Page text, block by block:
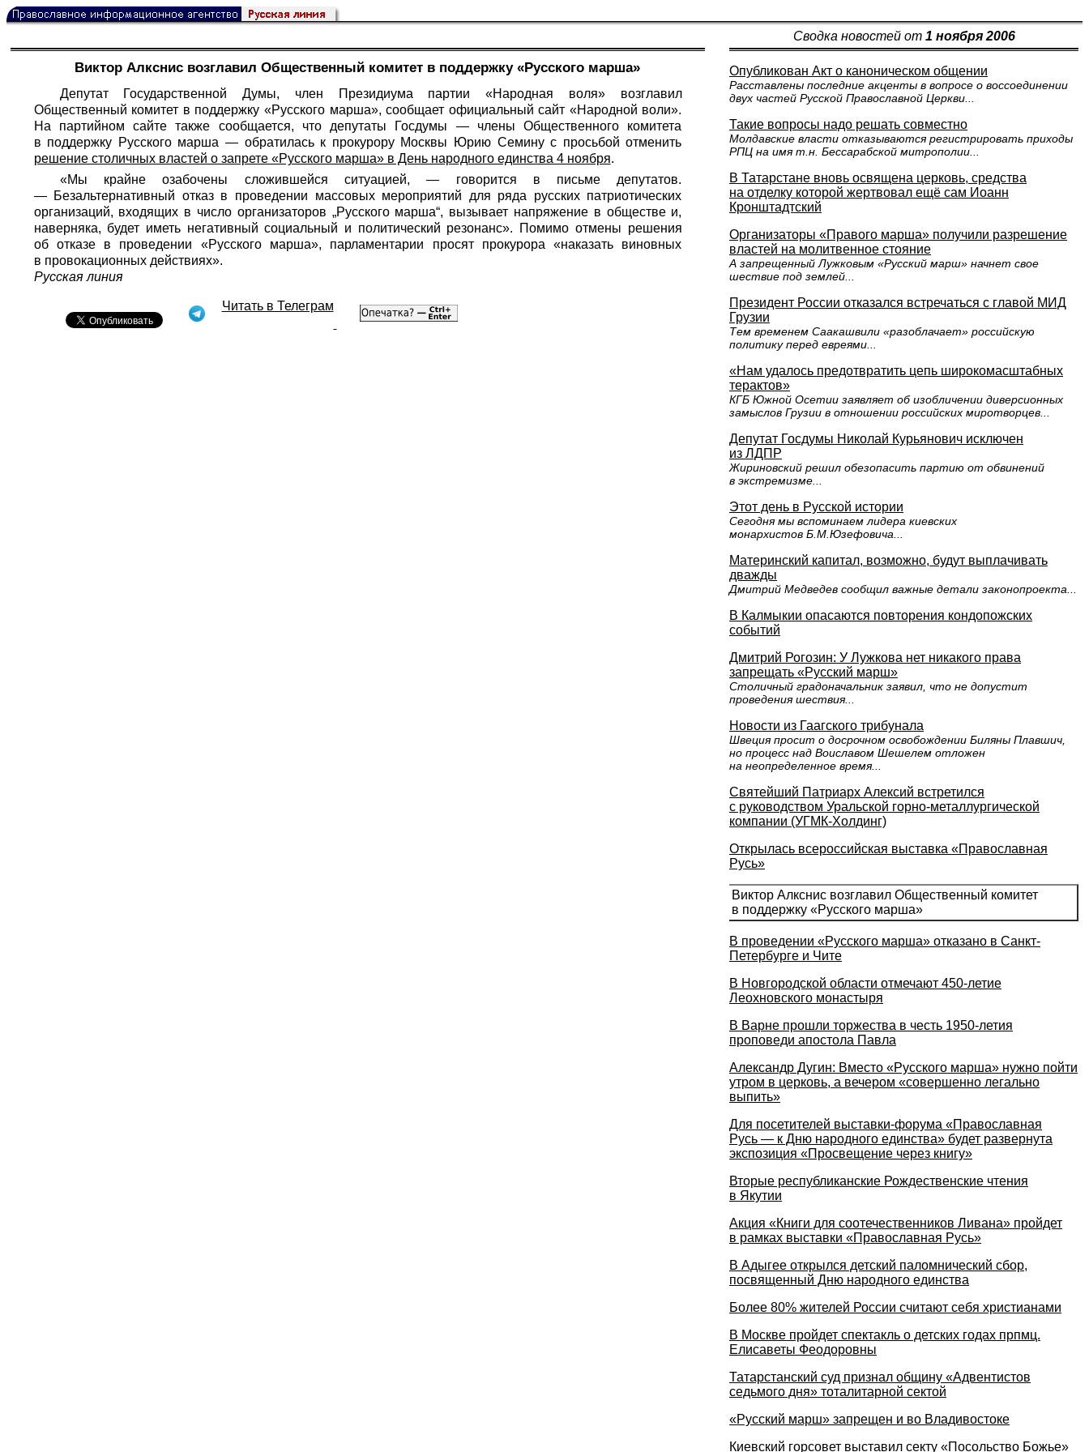
Сводка новостей от 1 ноября 2006
Виктор Алкснис возглавил Общественный комитет в поддержку «Русского марша»
Депутат Государственной Думы, член Президиума партии «Народная воля» возглавил
Общественный комитет в поддержку «Русского марша», сообщает официальный сайт «Народной воли».
На партийном сайте также сообщается, что депутаты Госдумы — члены Общественного комитета
в поддержку Русского марша — обратилась к прокурору Москвы Юрию Семину с просьбой отменить
решение столичных властей о запрете «Русского марша» в День народного единства 4 ноября.
«Мы крайне озабочены сложившейся ситуацией, — говорится в письме депутатов.
— Безальтернативный отказ в проведении массовых мероприятий для ряда русских патриотических
организаций, входящих в число организаторов „Русского марша“, вызывает напряжение в обществе и,
наверняка, будет иметь негативный социальный и политический резонанс». Помимо отмены решения
об отказе в проведении «Русского марша», парламентарии просят прокурора «наказать виновных
в провокационных действиях».
Русская линия
Читать в Телеграм
Опубликован Акт о каноническом общении
Расставлены последние акценты в вопросе о воссоединении
двух частей Русской Православной Церкви...
Такие вопросы надо решать совместно
Молдавские власти отказываются регистрировать приходы
РПЦ на имя т.н. Бессарабской митрополии...
В Татарстане вновь освящена церковь, средства
на отделку которой жертвовал ещё сам Иоанн
Кронштадтский
Организаторы «Правого марша» получили разрешение
властей на молитвенное стояние
А запрещенный Лужковым «Русский марш» начнет свое
шествие под землей...
Президент России отказался встречаться с главой МИД
Грузии
Тем временем Саакашвили «разоблачает» российскую
политику перед евреями...
«Нам удалось предотвратить цепь широкомасштабных
терактов»
КГБ Южной Осетии заявляет об изобличении диверсионных
замыслов Грузии в отношении российских миротворцев...
Депутат Госдумы Николай Курьянович исключен
из ЛДПР
Жириновский решил обезопасить партию от обвинений
в экстремизме...
Этот день в Русской истории
Сегодня мы вспоминаем лидера киевских
монархистов Б.М.Юзефовича...
Материнский капитал, возможно, будут выплачивать
дважды
Дмитрий Медведев сообщил важные детали законопроекта...
В Калмыкии опасаются повторения кондопожских
событий
Дмитрий Рогозин: У Лужкова нет никакого права
запрещать «Русский марш»
Столичный градоначальник заявил, что не допустит
проведения шествия...
Новости из Гаагского трибунала
Швеция просит о досрочном освобождении Биляны Плавшич,
но процесс над Воиславом Шешелем отложен
на неопределенное время...
Святейший Патриарх Алексий встретился
с руководством Уральской горно-металлургической
компании (УГМК-Холдинг)
Открылась всероссийская выставка «Православная
Русь»
Виктор Алкснис возглавил Общественный комитет
в поддержку «Русского марша»
В проведении «Русского марша» отказано в Санкт-
Петербурге и Чите
В Новгородской области отмечают 450-летие
Леохновского монастыря
В Варне прошли торжества в честь 1950-летия
проповеди апостола Павла
Александр Дугин: Вместо «Русского марша» нужно пойти
утром в церковь, а вечером «совершенно легально
выпить»
Для посетителей выставки-форума «Православная
Русь — к Дню народного единства» будет развернута
экспозиция «Просвещение через книгу»
Вторые республиканские Рождественские чтения
в Якутии
Акция «Книги для соотечественников Ливана» пройдет
в рамках выставки «Православная Русь»
В Адыгее открылся детский паломнический сбор,
посвященный Дню народного единства
Более 80% жителей России считают себя христианами
В Москве пройдет спектакль о детских годах прпмц.
Елисаветы Феодоровны
Татарстанский суд признал общину «Адвентистов
седьмого дня» тоталитарной сектой
«Русский марш» запрещен и во Владивостоке
Киевский горсовет выставил секту «Посольство Божье»